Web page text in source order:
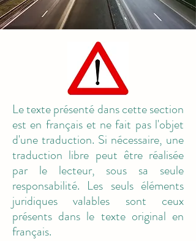
Le texte présenté dans cette section
est en français et ne fait pas l'objet
d'une traduction. Si nécessaire, une
traduction libre peut être réalisée
par le lecteur, sous sa seule
responsabilité. Les seuls éléments
juridiques valables sont ceux
présents dans le texte original en
français.